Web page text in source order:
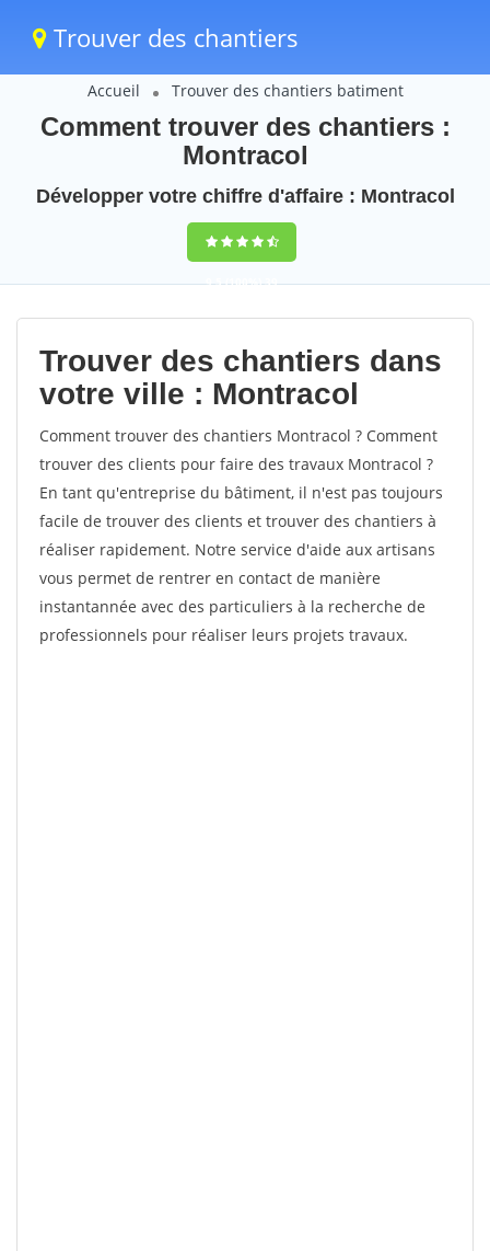
Trouver des chantiers
Accueil Trouver des chantiers batiment
Comment trouver des chantiers :
Montracol
Développer votre chiffre d'affaire : Montracol
9,5(100%)39
votes
Trouver des chantiers dans
votre ville : Montracol
Comment trouver des chantiers Montracol ? Comment
trouver des clients pour faire des travaux Montracol ?
En tant qu'entreprise du bâtiment, il n'est pas toujours
facile de trouver des clients et trouver des chantiers à
réaliser rapidement. Notre service d'aide aux artisans
vous permet de rentrer en contact de manière
instantannée avec des particuliers à la recherche de
professionnels pour réaliser leurs projets travaux.